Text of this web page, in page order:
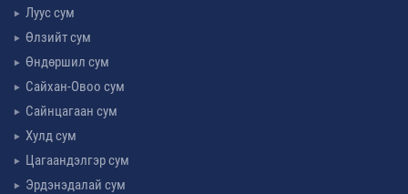
Луус сум
Өлзийт сум
Өндөршил сум
Сайхан-Овоо сум
Сайнцагаан сум
Хулд сум
Цагаандэлгэр сум
Эрдэнэдалай сум